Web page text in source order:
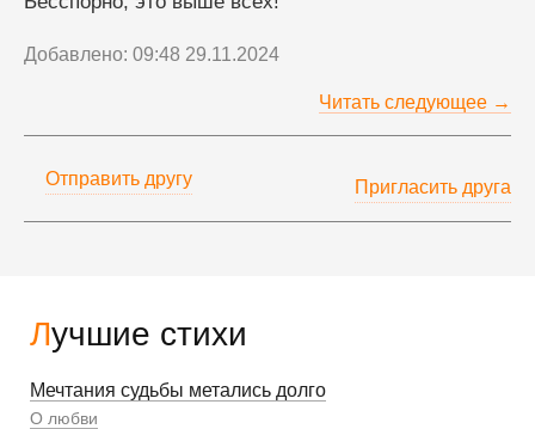
Лучшие стихи
Мечтания судьбы метались долго
О любви
Добавлено: 09:48 29.11.2024
Читать следующее →
Отправить другу Пригласить друга